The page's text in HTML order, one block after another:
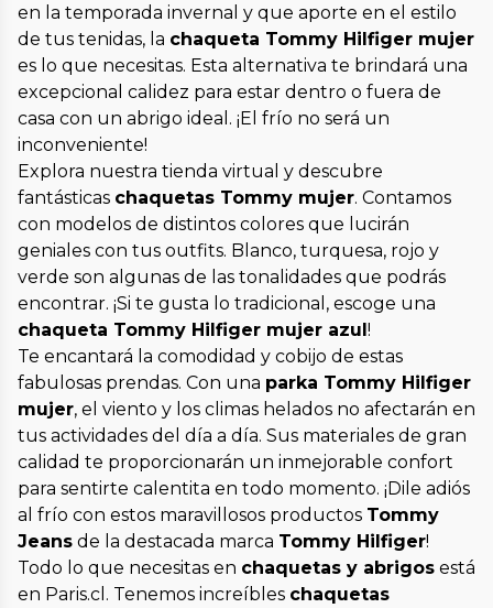
en la temporada invernal y que aporte en el estilo
de tus tenidas, la chaqueta Tommy Hilfiger mujer
es lo que necesitas. Esta alternativa te brindará una
excepcional calidez para estar dentro o fuera de
casa con un abrigo ideal. ¡El frío no será un
inconveniente!
Explora nuestra tienda virtual y descubre
fantásticas chaquetas Tommy mujer. Contamos
con modelos de distintos colores que lucirán
geniales con tus outfits. Blanco, turquesa, rojo y
verde son algunas de las tonalidades que podrás
encontrar. ¡Si te gusta lo tradicional, escoge una
chaqueta Tommy Hilfiger mujer azul!
Te encantará la comodidad y cobijo de estas
fabulosas prendas. Con una parka Tommy Hilfiger
mujer, el viento y los climas helados no afectarán en
tus actividades del día a día. Sus materiales de gran
calidad te proporcionarán un inmejorable confort
para sentirte calentita en todo momento. ¡Dile adiós
al frío con estos maravillosos productos Tommy
Jeans de la destacada marca Tommy Hilfiger!
Todo lo que necesitas en chaquetas y abrigos está
en Paris.cl. Tenemos increíbles chaquetas